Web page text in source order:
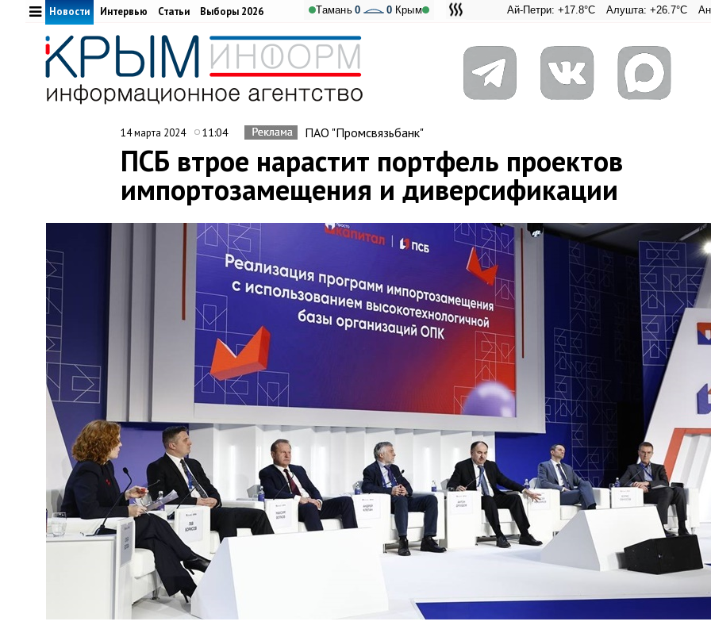
Ай-Петри: +17.8°C Алушта: +26.7°C Ангарский
Тамань 0 0 Крым
Новости Интервью Статьи Выборы 2026
14 марта 2024 11:04 ПАО "Промсвязьбанк"
ПСБ втрое нарастит портфель проектов
импортозамещения и диверсификации